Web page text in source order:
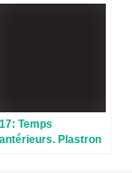
17: Temps
antérieurs. Plastron